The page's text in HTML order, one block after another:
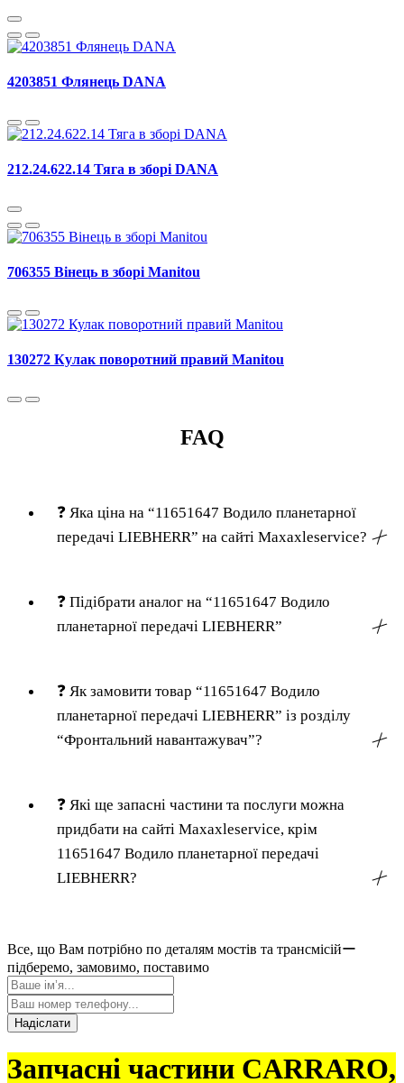
4203851 Флянець DANA
212.24.622.14 Тяга в зборі DANA
706355 Вінець в зборі Manitou
130272 Кулак поворотний правий Manitou
FAQ
❓ Яка ціна на “11651647 Водило планетарної
передачі LIEBHERR” на сайті Maxaxleservice? ╳
❓ Підібрати аналог на “11651647 Водило
планетарної передачі LIEBHERR”
╳
❓ Як замовити товар “11651647 Водило
планетарної передачі LIEBHERR” із розділу
“Фронтальний навантажувач”?
╳
❓ Які ще запасні частини та послуги можна
придбати на сайті Maxaxleservice, крім
11651647 Водило планетарної передачі
LIEBHERR?
╳
Все, що Вам потрібно по деталям мостів та трансмісійー
підберемо, замовимо, поставимо
Надіслати
Запчасні частини CARRARO,